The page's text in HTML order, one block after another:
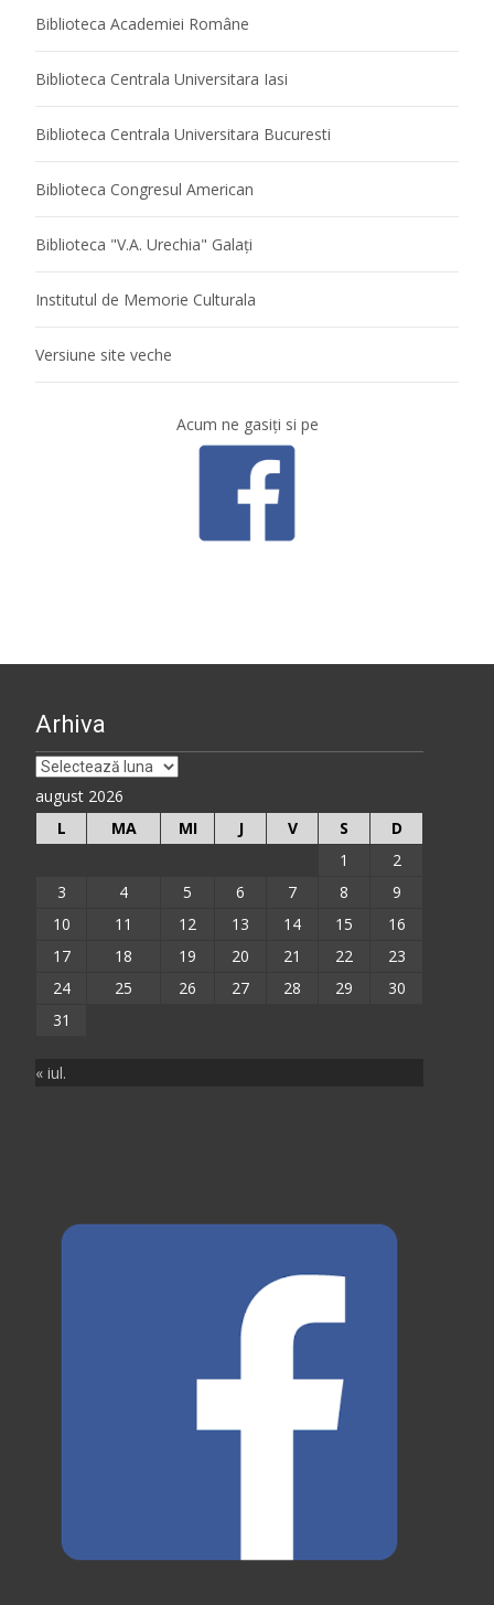
Biblioteca Academiei Române
Biblioteca Centrala Universitara Iasi
Biblioteca Centrala Universitara Bucuresti
Biblioteca Congresul American
Biblioteca "V.A. Urechia" Galaţi
Institutul de Memorie Culturala
Versiune site veche
Acum ne gasiţi si pe
Arhiva
Arhiva
august 2026
L
MA MI J V S
D
1
2
3
4 5 6 7 8
9
10
11 12 13 14 15
16
17
18 19 20 21 22
23
24
25 26 27 28 29
30
31
« iul.